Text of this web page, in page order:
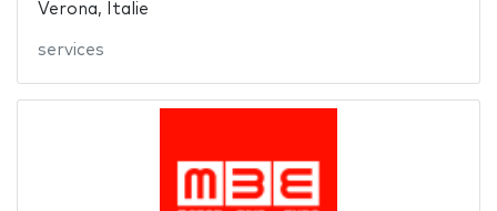
Verona, Italie
services